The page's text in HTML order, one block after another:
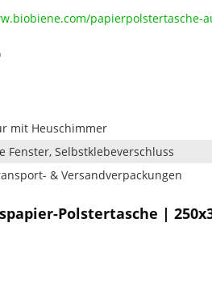
papierpolstertasche-
mit Heuschimmer
Fenster, Selbstklebeverschluss
& Versandverpackungen
Polstertasche |